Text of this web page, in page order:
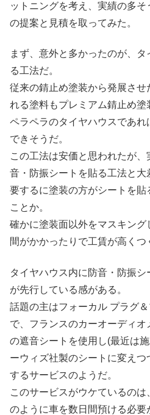
ットニングを考え、実績の多
の提案と見積を取ってみた。
まず、意外と多かったのが、
る工法だ。
従来の錆止め塗装から発展さ
れる塗料もプレミアム錆止め塗
ペラペラのタイヤハウスであ
できそうだ。
この工法は安価と思われたが
音・防振シートを貼る工法と大
要するに塗装の方がシートを
ことか。
確かに塗装面以外をマスキン
間がかかったりで工賃が高くつ
タイヤハウス内に防音・防振
が先行している感がある。
話題の主はフォーカル プラグ
で、フランスのカーオーディ
の遮音シートを使用し(最近は
ーウィズ社製のシートに変え
するサービスのようだ。
このサービスがウケているの
のように車を数日間預ける必